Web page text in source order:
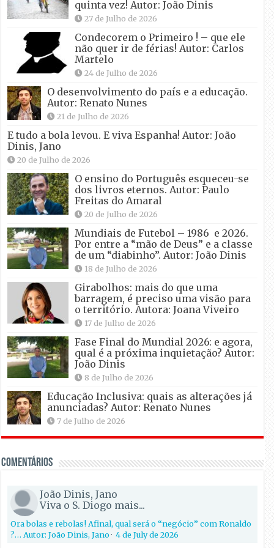
quinta vez! Autor: João Dinis
27 de Julho de 2026
Condecorem o Primeiro ! – que ele
não quer ir de férias! Autor: Carlos
Martelo
24 de Julho de 2026
O desenvolvimento do país e a educação.
Autor: Renato Nunes
21 de Julho de 2026
E tudo a bola levou. E viva Espanha! Autor: João
Dinis, Jano
20 de Julho de 2026
O ensino do Português esqueceu-se
dos livros eternos. Autor: Paulo
Freitas do Amaral
20 de Julho de 2026
Mundiais de Futebol – 1986 e 2026.
Por entre a “mão de Deus” e a classe
de um “diabinho”. Autor: João Dinis
18 de Julho de 2026
Girabolhos: mais do que uma
barragem, é preciso uma visão para
o território. Autora: Joana Viveiro
17 de Julho de 2026
Fase Final do Mundial 2026: e agora,
qual é a próxima inquietação? Autor:
João Dinis
8 de Julho de 2026
Educação Inclusiva: quais as alterações já
anunciadas? Autor: Renato Nunes
7 de Julho de 2026
Comentários
João Dinis, Jano
Viva o S. Diogo mais...
Ora bolas e rebolas! Afinal, qual será o “negócio” com Ronaldo
?… Autor: João Dinis, Jano·4 de July de 2026